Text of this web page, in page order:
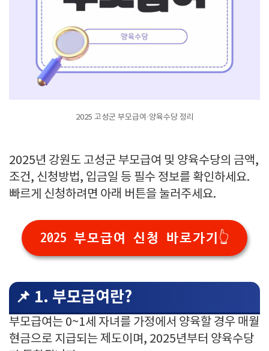
2025 고성군 부모급여·양육수당 정리
2025년 강원도 고성군 부모급여 및 양육수당의 금액,
조건, 신청방법, 입금일 등 필수 정보를 확인하세요.
빠르게 신청하려면 아래 버튼을 눌러주세요.
2025 부모급여 신청 바로가기👆
📌 1. 부모급여란?
부모급여는 0~1세 자녀를 가정에서 양육할 경우 매월
현금으로 지급되는 제도이며, 2025년부터 양육수당